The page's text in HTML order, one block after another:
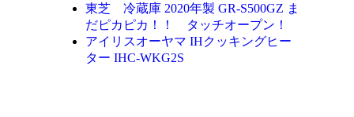
東芝 冷蔵庫 2020年製 GR-S500GZ ま
だピカピカ！！ タッチオープン！
アイリスオーヤマ IHクッキングヒー
ター IHC-WKG2S